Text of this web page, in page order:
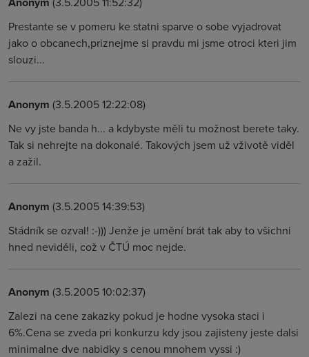
Prestante se v pomeru ke statni sparve o sobe vyjadrovat
jako o obcanech,priznejme si pravdu mi jsme otroci kteri jim
slouzi...
Anonym (3.5.2005 12:22:08)
Ne vy jste banda h... a kdybyste měli tu možnost berete taky.
Tak si nehrejte na dokonalé. Takových jsem už vživotě viděl
a zažil.
Anonym (3.5.2005 14:39:53)
Stádník se ozval! :-))) Jenže je umění brát tak aby to všichni
hned neviděli, což v ČTÚ moc nejde.
Anonym (3.5.2005 10:02:37)
Zalezi na cene zakazky pokud je hodne vysoka staci i
6%.Cena se zveda pri konkurzu kdy jsou zajisteny jeste dalsi
minimalne dve nabidky s cenou mnohem vyssi :)